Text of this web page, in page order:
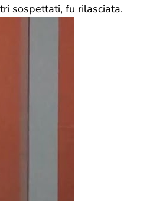
sospettati, fu rilasciata.